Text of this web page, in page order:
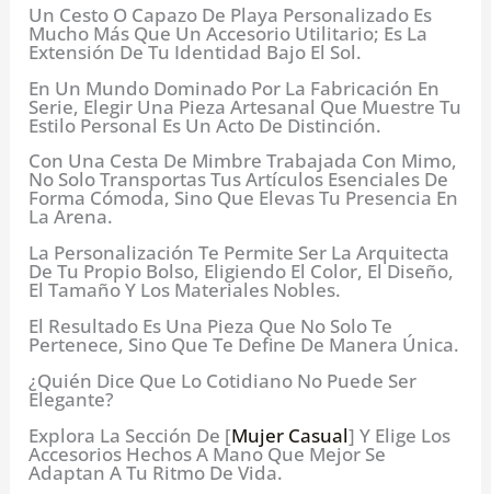
Un Cesto O Capazo De Playa Personalizado Es
Mucho Más Que Un Accesorio Utilitario; Es La
Extensión De Tu Identidad Bajo El Sol.
En Un Mundo Dominado Por La Fabricación En
Serie, Elegir Una Pieza Artesanal Que Muestre Tu
Estilo Personal Es Un Acto De Distinción.
Con Una Cesta De Mimbre Trabajada Con Mimo,
No Solo Transportas Tus Artículos Esenciales De
Forma Cómoda, Sino Que Elevas Tu Presencia En
La Arena.
La Personalización Te Permite Ser La Arquitecta
De Tu Propio Bolso, Eligiendo El Color, El Diseño,
El Tamaño Y Los Materiales Nobles.
El Resultado Es Una Pieza Que No Solo Te
Pertenece, Sino Que Te Define De Manera Única.
¿Quién Dice Que Lo Cotidiano No Puede Ser
Elegante?
Explora La Sección De [Mujer Casual] Y Elige Los
Accesorios Hechos A Mano Que Mejor Se
Adaptan A Tu Ritmo De Vida.